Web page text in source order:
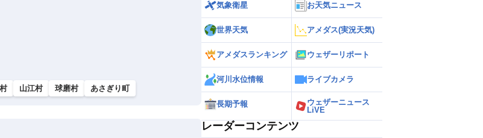
山江村 球磨村 あさぎり町
気象衛星 お天気ニュース
世界天気 アメダス(実況天気)
アメダスランキング ウェザーリポート
河川水位情報 ライブカメラ
長期予報
ウェザーニュース
LiVE
レーダーコンテンツ